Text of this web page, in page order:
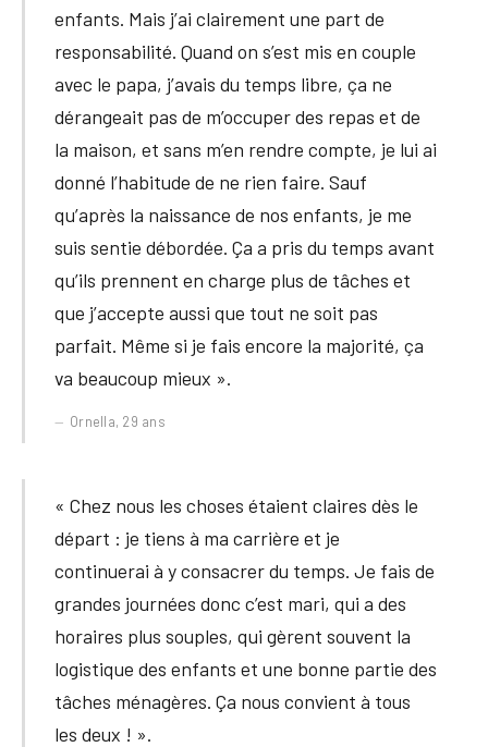
enfants. Mais j’ai clairement une part de
responsabilité. Quand on s’est mis en couple
avec le papa, j’avais du temps libre, ça ne
dérangeait pas de m’occuper des repas et de
la maison, et sans m’en rendre compte, je lui ai
donné l’habitude de ne rien faire. Sauf
qu’après la naissance de nos enfants, je me
suis sentie débordée. Ça a pris du temps avant
qu’ils prennent en charge plus de tâches et
que j’accepte aussi que tout ne soit pas
parfait. Même si je fais encore la majorité, ça
va beaucoup mieux ».
Ornella, 29 ans
« Chez nous les choses étaient claires dès le
départ : je tiens à ma carrière et je
continuerai à y consacrer du temps. Je fais de
grandes journées donc c’est mari, qui a des
horaires plus souples, qui gèrent souvent la
logistique des enfants et une bonne partie des
tâches ménagères. Ça nous convient à tous
les deux ! ».